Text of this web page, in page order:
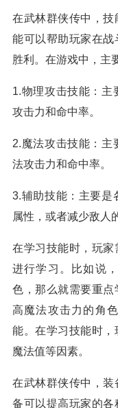
在武林群侠传中，
能可以帮助玩家在
胜利。在游戏中，主
1.物理攻击技能：主
攻击力和命中率。
2.魔法攻击技能：主
法攻击力和命中率。
3.辅助技能：主要是
属性，或者减少敌人
在学习技能时，玩
进行学习。比如说
色，那么就需要重
高魔法攻击力的角
能。在学习技能时
魔法值等因素。
在武林群侠传中，
备可以提高玩家的